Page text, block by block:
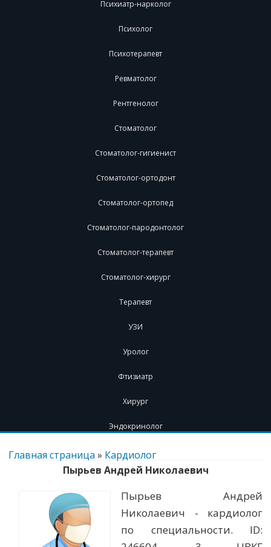
Психиатр-нарколог
Психолог
Психотерапевт
Ревматолог
Рентгенолог
Стоматолог
Стоматолог-гигиенист
Стоматолог-ортодонт
Стоматолог-ортопед
Стоматолог-пародонтолог
Стоматолог-терапевт
Стоматолог-хирург
Терапевт
УЗИ
Уролог
Фтизиатр
Хирург
Эндокринолог
Перейти
содержимому
Главная страница » Кардиолог
Пырьев Андрей Николаевич
Пырьев Андрей
Николаевич - кардиолог
по специальности. ID: